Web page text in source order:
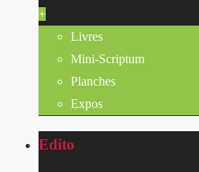
+
Livres
Mini-Scriptum
Planches
Expos
Edito